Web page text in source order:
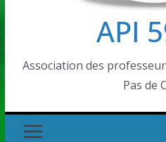
API
Association des
Pas de